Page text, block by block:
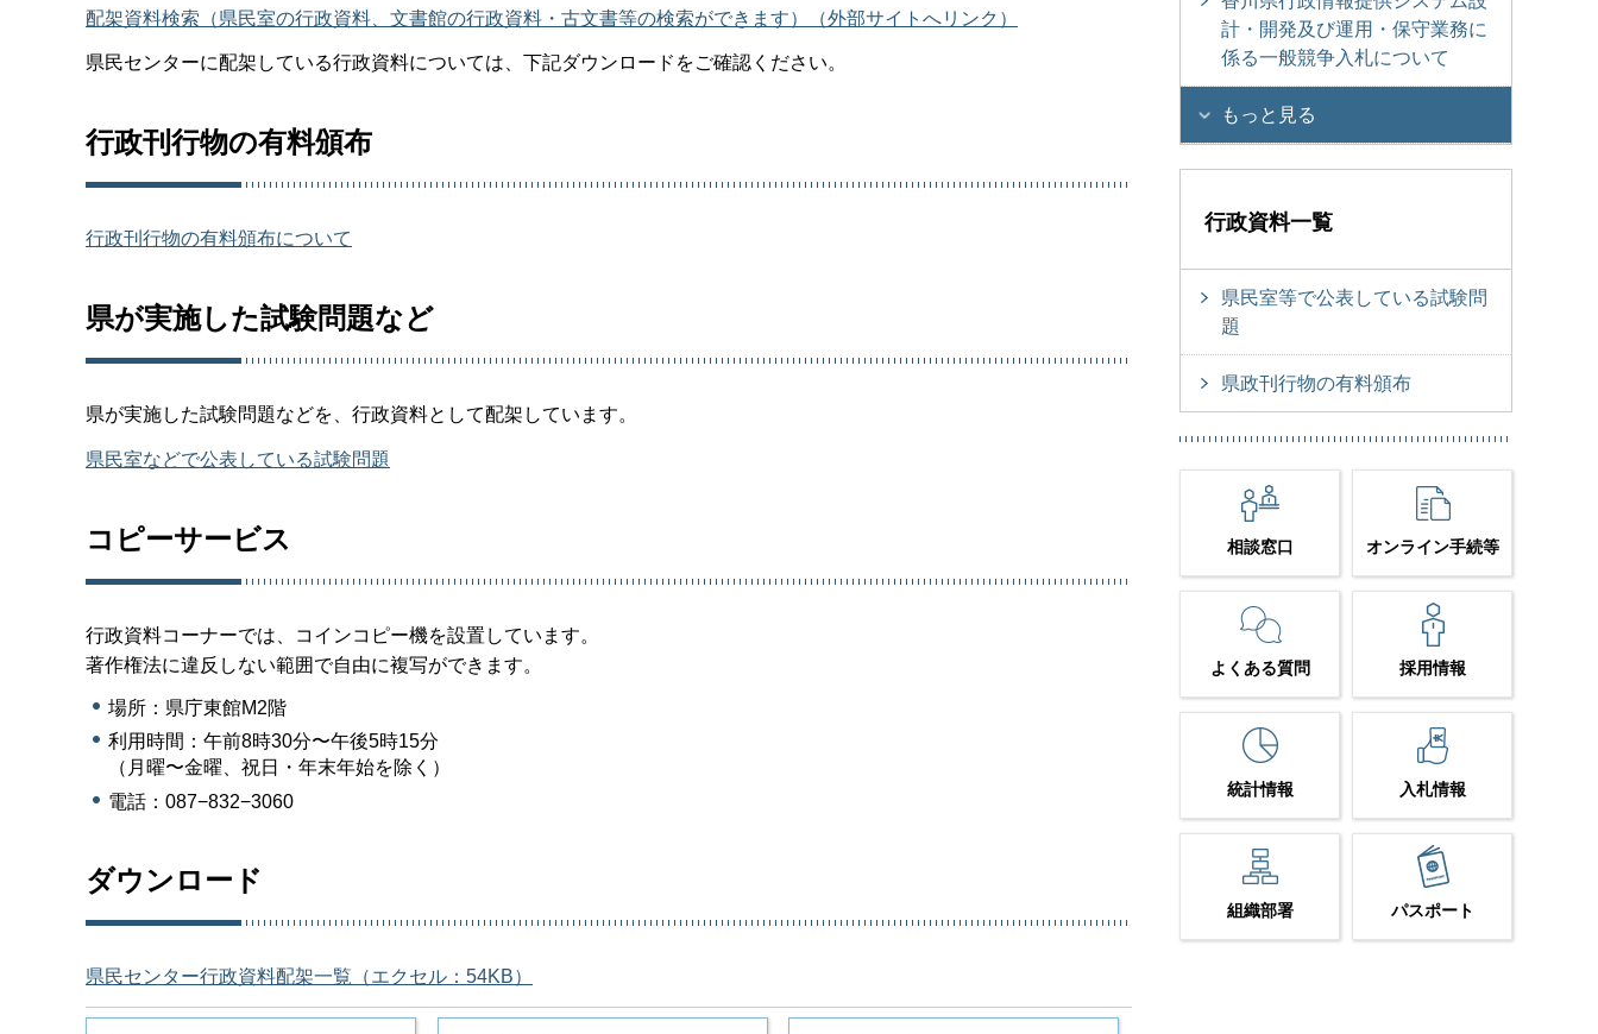
配架資料検索（県民室の行政資料、文書館の行政資料・古文書等の検索ができます）（外部サイトへリンク）
県民センターに配架している行政資料については、下記ダウンロードをご確認ください。
行政刊行物の有料頒布
行政刊行物の有料頒布について
県が実施した試験問題など
県が実施した試験問題などを、行政資料として配架しています。
県民室などで公表している試験問題
コピーサービス
行政資料コーナーでは、コインコピー機を設置しています。
著作権法に違反しない範囲で自由に複写ができます。
場所：県庁東館M2階
利用時間：午前8時30分〜午後5時15分
（月曜〜金曜、祝日・年末年始を除く）
電話：087−832−3060
ダウンロード
県民センター行政資料配架一覧（エクセル：54KB）
計・開発及び運用・保守業務に
係る一般競争入札について
もっと見る
行政資料一覧
県民室等で公表している試験問
題
県政刊行物の有料頒布
相談窓口 オンライン手続等
よくある質問 採用情報
統計情報 入札情報
組織部署 パスポート